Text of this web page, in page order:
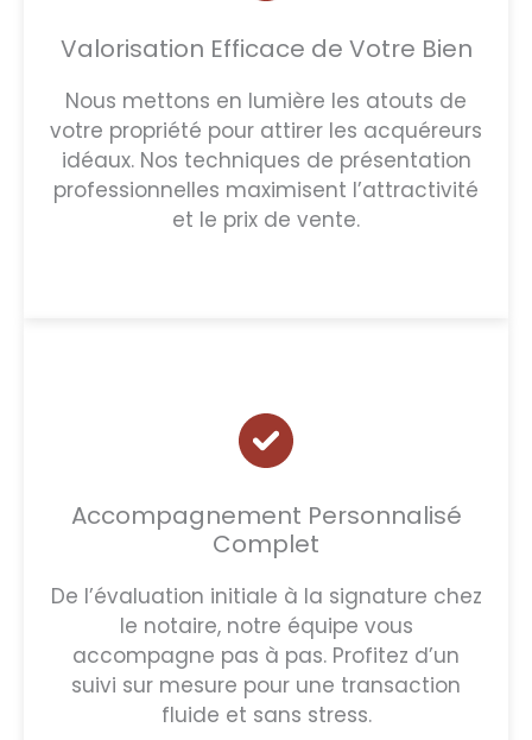
Valorisation Efficace de Votre Bien
Nous mettons en lumière les atouts de
votre propriété pour attirer les acquéreurs
idéaux. Nos techniques de présentation
professionnelles maximisent l’attractivité
et le prix de vente.
Accompagnement Personnalisé
Complet
De l’évaluation initiale à la signature chez
le notaire, notre équipe vous
accompagne pas à pas. Profitez d’un
suivi sur mesure pour une transaction
fluide et sans stress.